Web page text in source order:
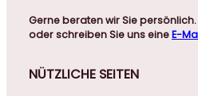
Gerne beraten wir Sie persönlich.
oder schreiben Sie uns eineE-
NÜTZLICHE SEITEN